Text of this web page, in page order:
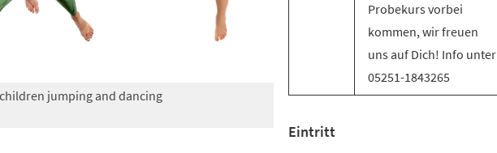
jumping and dancing
Probekurs vorbei
kommen, wir freuen
uns auf Dich! Info unter
05251-1843265
Eintritt